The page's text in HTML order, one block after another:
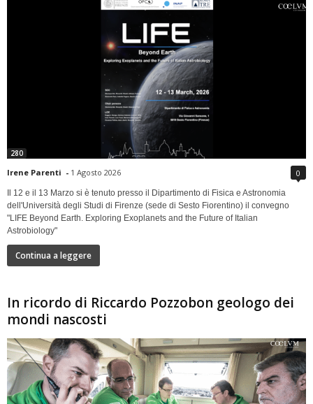
280
Irene Parenti - 1 Agosto 2026 0
Il 12 e il 13 Marzo si è tenuto presso il Dipartimento di Fisica e Astronomia
dell'Università degli Studi di Firenze (sede di Sesto Fiorentino) il convegno
"LIFE Beyond Earth. Exploring Exoplanets and the Future of Italian
Astrobiology"
Continua a leggere
In ricordo di Riccardo Pozzobon geologo dei
mondi nascosti